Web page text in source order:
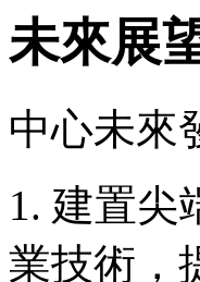
未來展
中心未
1. 建置尖
業技術，